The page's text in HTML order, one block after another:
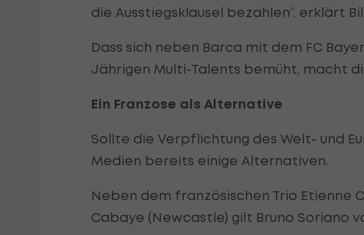
die Ausstiegsklausel bezahlen“, erklärt
Dass sich neben Barca mit dem FC
Jährigen Multi-Talents bemüht, macht
Ein Franzose als Alternative
Sollte die Verpflichtung des Welt- und
Medien bereits einige Alternativen.
Neben dem französischen Trio Etienne
Cabaye (Newcastle) gilt Bruno Soriano